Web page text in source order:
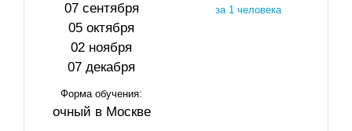
07 сентября
05 октября
02 ноября
07 декабря
Форма обучения:
очный в Москве
за 1 человека